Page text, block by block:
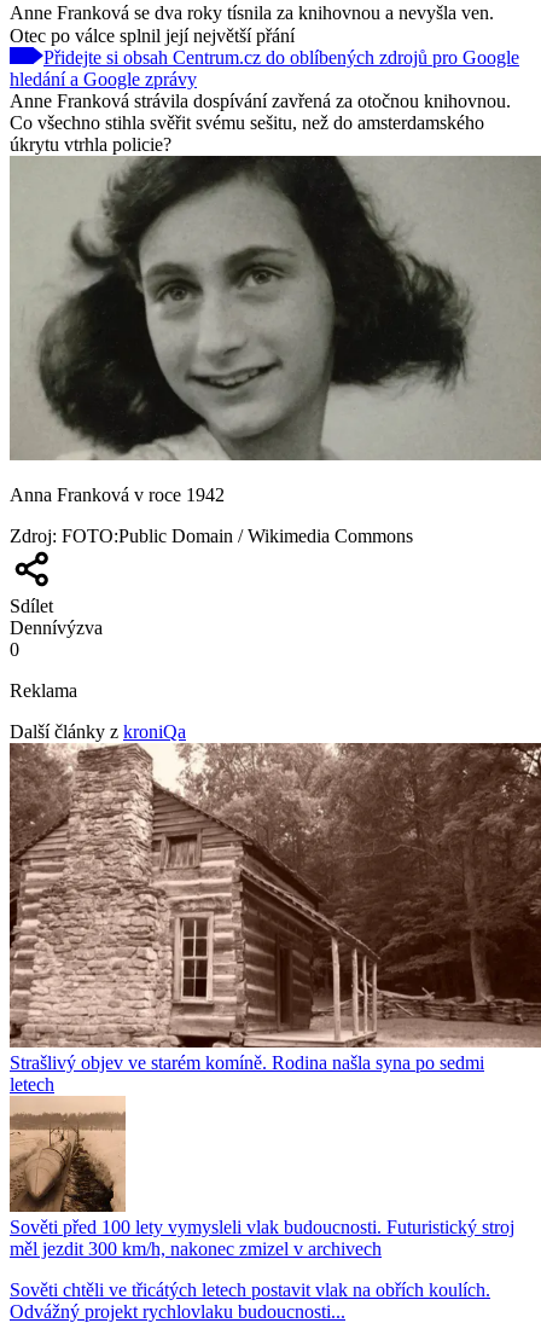
Anne Franková se dva roky tísnila za knihovnou a nevyšla ven.
Otec po válce splnil její největší přání
Přidejte si obsah Centrum.cz do oblíbených zdrojů pro Google
hledání a Google zprávy
Anne Franková strávila dospívání zavřená za otočnou knihovnou.
Co všechno stihla svěřit svému sešitu, než do amsterdamského
úkrytu vtrhla policie?
Anna Franková v roce 1942
Zdroj: FOTO:Public Domain / Wikimedia Commons
Sdílet
Dennívýzva
0
Reklama
Další články z kroniQa
Strašlivý objev ve starém komíně. Rodina našla syna po sedmi
letech
Sověti před 100 lety vymysleli vlak budoucnosti. Futuristický stroj
měl jezdit 300 km/h, nakonec zmizel v archivech
Sověti chtěli ve třicátých letech postavit vlak na obřích koulích.
Odvážný projekt rychlovlaku budoucnosti...